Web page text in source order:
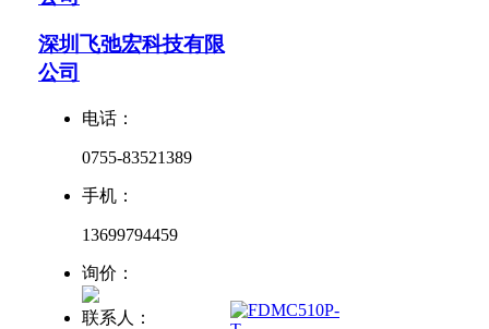
深圳飞弛宏科技有限
公司
电话：
0755-83521389
手机：
13699794459
询价：
联系人：